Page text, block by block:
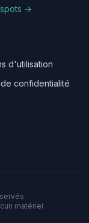
→
d'utilisation
confidentialité
matériel